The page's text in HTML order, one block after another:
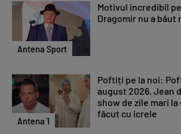
Antena Sport
Motivul incredibil
Dragomir nu a băut
Antena 1
Poftiți pe la noi:
august 2026. Jean
show de zile mari la
făcut cu icrele